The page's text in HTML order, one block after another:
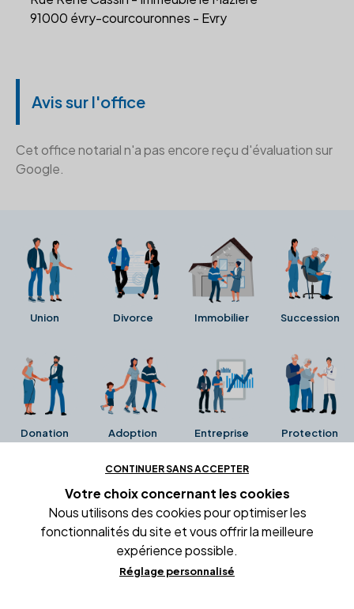
91000 évry-courcouronnes - Evry
Avis sur l'office
Cet office notarial n'a pas encore reçu d'évaluation sur
Google.
Union Divorce Immobilier Succession
Donation Adoption Entreprise Protection
Ces avis proviennent directement de la fiche Google
Business de l'office notarial. Ils n'ont ni été collectés ni
été vérifiés par Alexia.fr.
Conditions générales d'utilisation
CONTINUER SANS ACCEPTER
Votre choix concernant les cookies
Nous utilisons des cookies pour optimiser les
fonctionnalités du site et vous offrir la meilleure
expérience possible.
Réglage personnalisé